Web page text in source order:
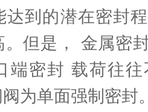
达到的潜在密封
。但是， 金属密
端密封 载荷往
为单面强制密封